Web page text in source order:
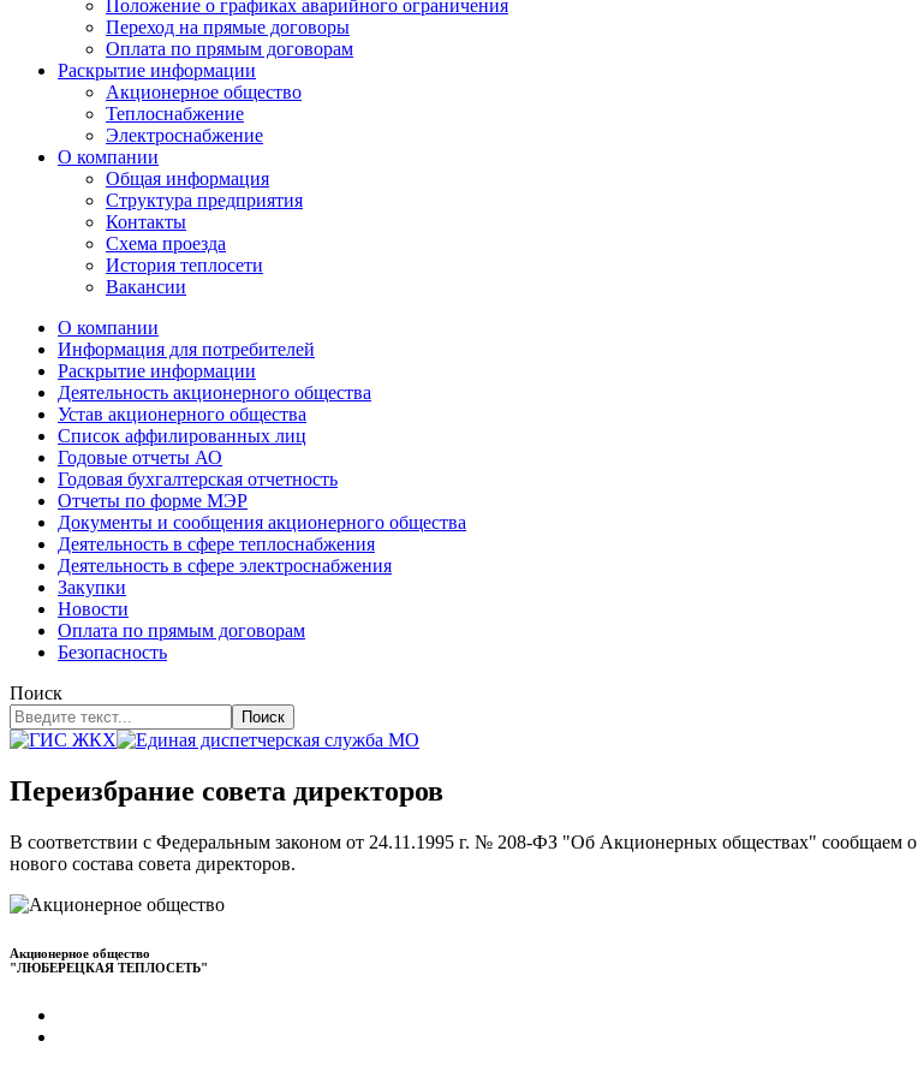
Положение о графиках аварийного ограничения
Переход на прямые договоры
Оплата по прямым договорам
Раскрытие информации
Акционерное общество
Теплоснабжение
Электроснабжение
О компании
Общая информация
Структура предприятия
Контакты
Схема проезда
История теплосети
Вакансии
О компании
Информация для потребителей
Раскрытие информации
Деятельность акционерного общества
Устав акционерного общества
Список аффилированных лиц
Годовые отчеты АО
Годовая бухгалтерская отчетность
Отчеты по форме МЭР
Документы и сообщения акционерного общества
Деятельность в сфере теплоснабжения
Деятельность в сфере электроснабжения
Закупки
Новости
Оплата по прямым договорам
Безопасность
Поиск
Поиск
Переизбрание совета директоров
В соответствии с Федеральным законом от 24.11.1995 г. № 208-ФЗ "Об Акционерных обществах" сообщаем о
нового состава совета директоров.
Акционерное общество
"ЛЮБЕРЕЦКАЯ ТЕПЛОСЕТЬ"